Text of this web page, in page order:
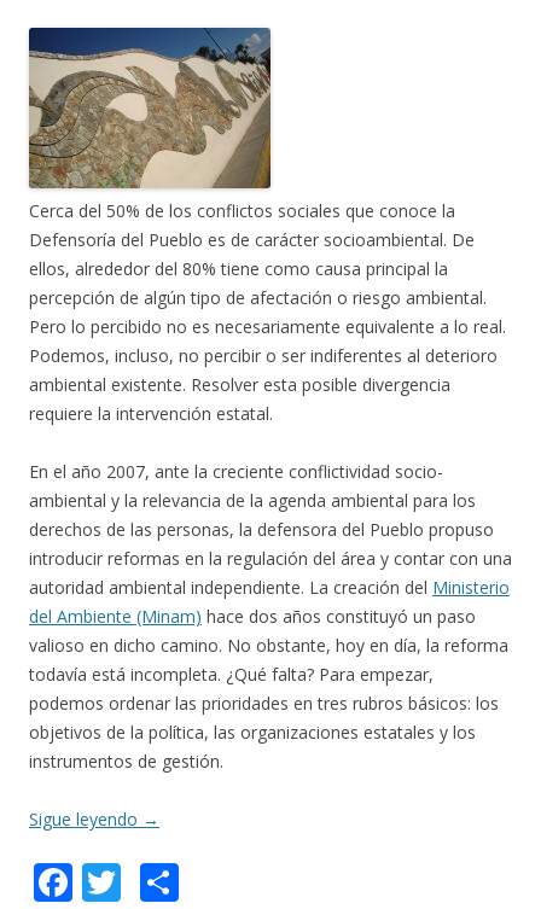
Cerca del 50% de los conflictos sociales que conoce la
Defensoría del Pueblo es de carácter socioambiental. De
ellos, alrededor del 80% tiene como causa principal la
percepción de algún tipo de afectación o riesgo ambiental.
Pero lo percibido no es necesariamente equivalente a lo real.
Podemos, incluso, no percibir o ser indiferentes al deterioro
ambiental existente. Resolver esta posible divergencia
requiere la intervención estatal.
En el año 2007, ante la creciente conflictividad socio-
ambiental y la relevancia de la agenda ambiental para los
derechos de las personas, la defensora del Pueblo propuso
introducir reformas en la regulación del área y contar con una
autoridad ambiental independiente. La creación del Ministerio
del Ambiente (Minam) hace dos años constituyó un paso
valioso en dicho camino. No obstante, hoy en día, la reforma
todavía está incompleta. ¿Qué falta? Para empezar,
podemos ordenar las prioridades en tres rubros básicos: los
objetivos de la política, las organizaciones estatales y los
instrumentos de gestión.
Sigue leyendo →
F T